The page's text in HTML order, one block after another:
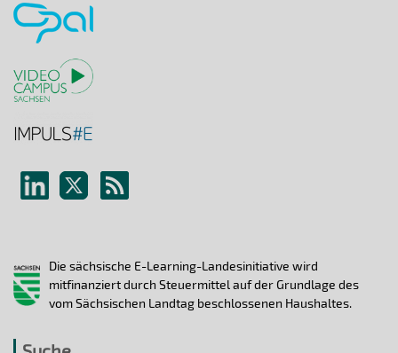
Die sächsische E-Learning-Landesinitiative wird
mitfinanziert durch Steuermittel auf der Grundlage des
vom Sächsischen Landtag beschlossenen Haushaltes.